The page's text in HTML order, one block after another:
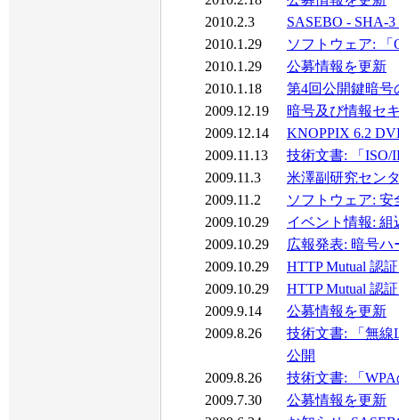
2010.2.3
SASEBO - SHA-
2010.1.29
ソフトウェア: 「
2010.1.29
公募情報を更新
2010.1.18
第4回公開鍵暗
2009.12.19
暗号及び情報セ
2009.12.14
KNOPPIX 6.2
2009.11.13
技術文書: 「ISO/
2009.11.3
米澤副研究セン
2009.11.2
ソフトウェア: 安
2009.10.29
イベント情報: 組
2009.10.29
広報発表: 暗号
2009.10.29
HTTP Mutual 認
2009.10.29
HTTP Mutual 認
2009.9.14
公募情報を更新
2009.8.26
技術文書: 「無
公開
2009.8.26
技術文書: 「
2009.7.30
公募情報を更新